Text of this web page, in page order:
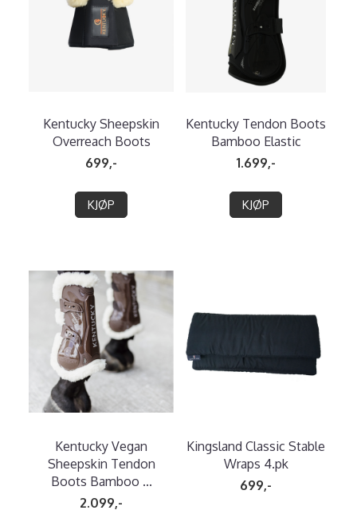
Kentucky Sheepskin
Overreach Boots
699,-
KJØP
Kentucky Tendon Boots
Bamboo Elastic
1.699,-
KJØP
Kentucky Vegan
Sheepskin Tendon
Boots Bamboo ...
2.099,-
Kingsland Classic Stable
Wraps 4.pk
699,-